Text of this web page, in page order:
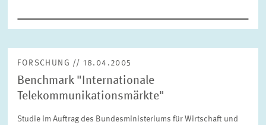
ZURÜCKSETZEN
FORSCHUNG // 18.04.2005
Benchmark "Internationale
Telekommunikationsmärkte"
Studie im Auftrag des Bundesministeriums für Wirtschaft und